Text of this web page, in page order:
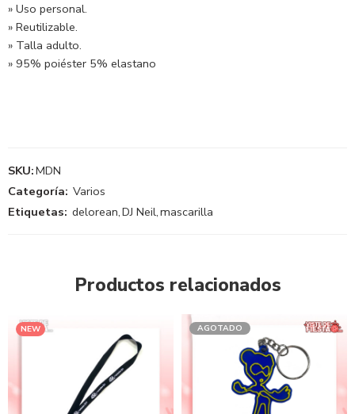
» Uso personal.
» Reutilizable.
» Talla adulto.
» 95% poiéster 5% elastano
SKU:MDN
Categoría: Varios
Etiquetas: delorean,DJ Neil,mascarilla
Productos relacionados
NEW AGOTADO